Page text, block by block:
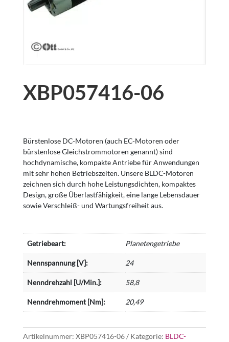
XBP057416-06
Bürstenlose DC-Motoren (auch EC-Motoren oder
bürstenlose Gleichstrommotoren genannt) sind
hochdynamische, kompakte Antriebe für Anwendungen
mit sehr hohen Betriebszeiten. Unsere BLDC-Motoren
zeichnen sich durch hohe Leistungsdichten, kompaktes
Design, große Überlastfähigkeit, eine lange Lebensdauer
sowie Verschleiß- und Wartungsfreiheit aus.
Getriebeart: Planetengetriebe
Nennspannung [V]: 24
Nenndrehzahl [U/Min.]: 58,8
Nenndrehmoment [Nm]: 20,49
Artikelnummer: XBP057416-06 Kategorie: BLDC-